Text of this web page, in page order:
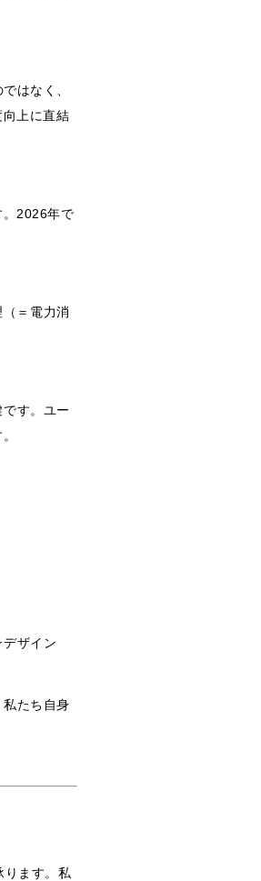
はなく、
上に直結
。2026年で
＝電力消
す。ユー
ザイン
たち自身
ります。私